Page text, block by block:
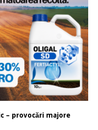
– provocări majore